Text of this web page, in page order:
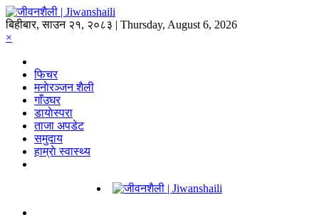
बिहीबार, साउन २१, २०८३ | Thursday, August 6, 2026
×
फिचर
मनाेरञ्जन शैली
गाँउघर
डायाेस्परा
ताजा अपडेट
समुदाय
हाम्राे स्वास्थ्य